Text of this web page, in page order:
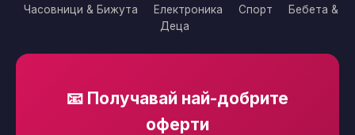
Часовници & Бижута
Електроника Спорт
Бебета &
Деца
📧 Получавай най-добрите
оферти